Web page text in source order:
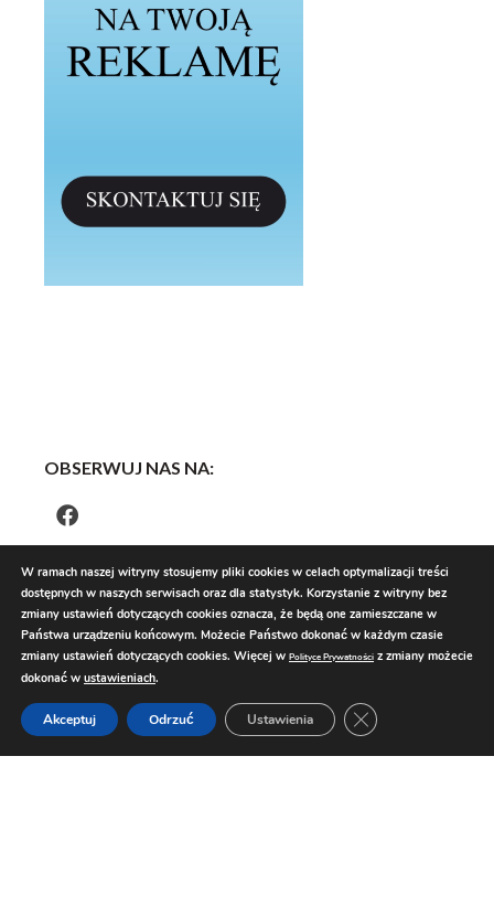
OBSERWUJ NAS NA:
W ramach naszej witryny stosujemy pliki cookies w celach optymalizacji treści
dostępnych w naszych serwisach oraz dla statystyk. Korzystanie z witryny bez
zmiany ustawień dotyczących cookies oznacza, że będą one zamieszczane w
Państwa urządzeniu końcowym. Możecie Państwo dokonać w każdym czasie
zmiany ustawień dotyczących cookies. Więcej w Polityce Prywatności z zmiany możecie
dokonać w ustawieniach.
Akceptuj Odrzuć Ustawienia Zamknij panel